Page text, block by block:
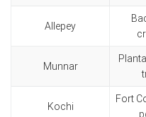
Allepey
Munnar
Kochi
Fort